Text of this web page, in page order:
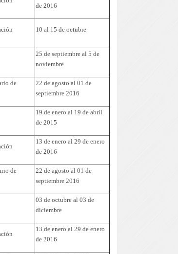
de 2016
10 al 15 de octubre
25 de septiembre al 5 de
noviembre
de
22 de agosto al 01 de
septiembre 2016
19 de enero al 19 de abril
de 2015
13 de enero al 29 de enero
de 2016
de
22 de agosto al 01 de
septiembre 2016
03 de octubre al 03 de
diciembre
13 de enero al 29 de enero
de 2016